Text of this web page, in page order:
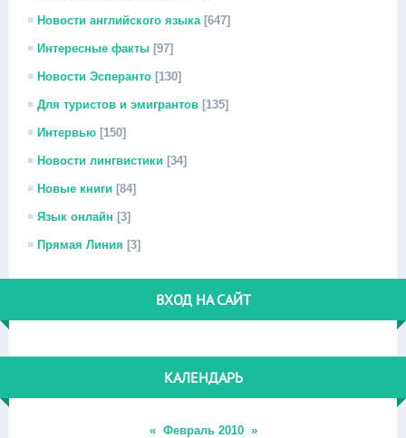
Новости английского языка [647]
Интересные факты [97]
Новости Эсперанто [130]
Для туристов и эмигрантов [135]
Интервью [150]
Новости лингвистики [34]
Новые книги [84]
Язык онлайн [3]
Прямая Линия [3]
ВХОД НА САЙТ
КАЛЕНДАРЬ
« Февраль 2010 »